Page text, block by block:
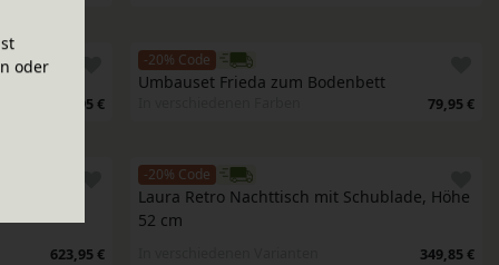
79,95 €
-20% Code
Umbauset Frieda zum Bodenbett
79,95 €
mit
623,95 €
-20% Code
Laura Retro Nachttisch mit Schublade, Höhe
52 cm
349,85 €
oder